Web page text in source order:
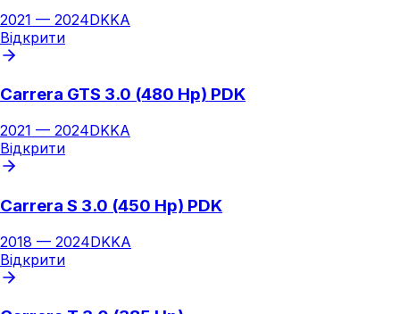
2021 — 2024DKKA
Відкрити
Carrera GTS 3.0 (480 Hp) PDK
2021 — 2024DKKA
Відкрити
Carrera S 3.0 (450 Hp) PDK
2018 — 2024DKKA
Відкрити